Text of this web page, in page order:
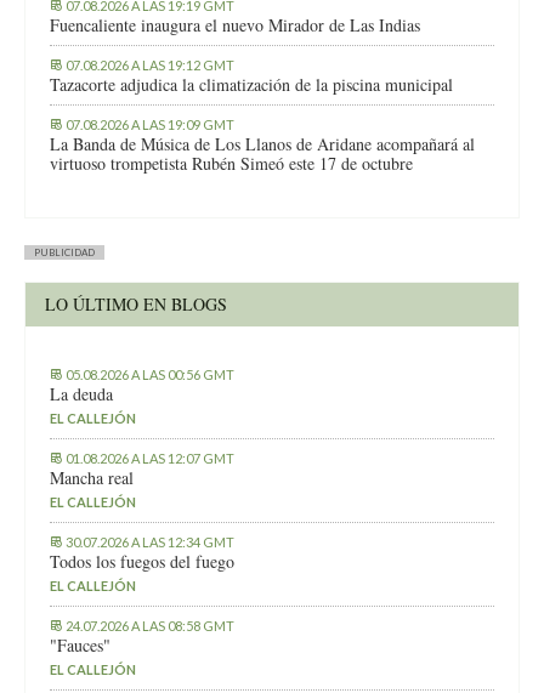
07.08.2026 A LAS 19:19 GMT
Fuencaliente inaugura el nuevo Mirador de Las Indias
07.08.2026 A LAS 19:12 GMT
Tazacorte adjudica la climatización de la piscina municipal
07.08.2026 A LAS 19:09 GMT
La Banda de Música de Los Llanos de Aridane acompañará al
virtuoso trompetista Rubén Simeó este 17 de octubre
PUBLICIDAD
LO ÚLTIMO EN BLOGS
05.08.2026 A LAS 00:56 GMT
La deuda
EL CALLEJÓN
01.08.2026 A LAS 12:07 GMT
Mancha real
EL CALLEJÓN
30.07.2026 A LAS 12:34 GMT
Todos los fuegos del fuego
EL CALLEJÓN
24.07.2026 A LAS 08:58 GMT
"Fauces"
EL CALLEJÓN